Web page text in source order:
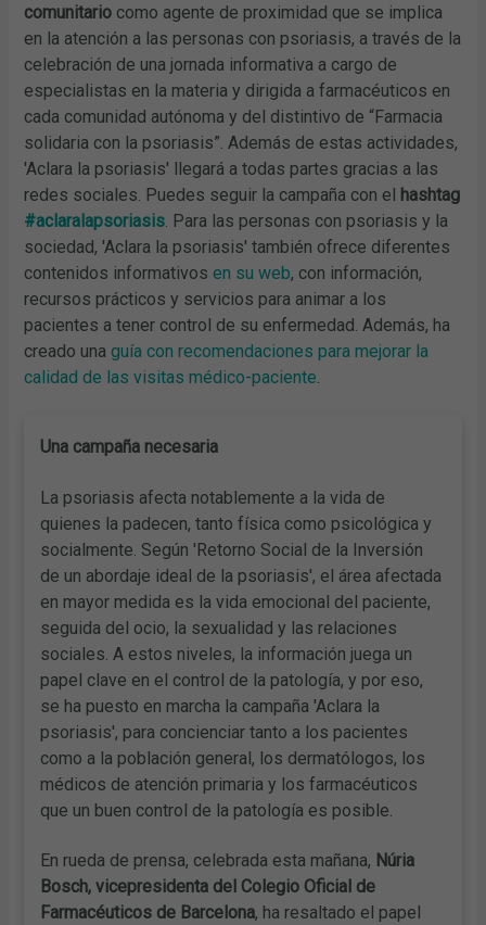
comunitario como agente de proximidad que se implica
en la atención a las personas con psoriasis, a través de la
celebración de una jornada informativa a cargo de
especialistas en la materia y dirigida a farmacéuticos en
cada comunidad autónoma y del distintivo de “Farmacia
solidaria con la psoriasis”. Además de estas actividades,
'Aclara la psoriasis' llegará a todas partes gracias a las
redes sociales. Puedes seguir la campaña con el hashtag
#aclaralapsoriasis . Para las personas con psoriasis y la
sociedad, 'Aclara la psoriasis' también ofrece diferentes
contenidos informativosen su web, con información,
recursos prácticos y servicios para animar a los
pacientes a tener control de su enfermedad. Además, ha
creado unaguía con recomendaciones para mejorar la
calidad de las visitas médico-paciente
Una campaña necesaria
La psoriasis afecta notablemente a la vida de
quienes la padecen, tanto física como psicológica y
socialmente. Según 'Retorno Social de la Inversión
de un abordaje ideal de la psoriasis', el área afectada
en mayor medida es la vida emocional del paciente,
seguida del ocio, la sexualidad y las relaciones
sociales. A estos niveles, la información juega un
papel clave en el control de la patología, y por eso,
se ha puesto en marcha la campaña 'Aclara la
psoriasis', para concienciar tanto a los pacientes
como a la población general, los dermatólogos, los
médicos de atención primaria y los farmacéuticos
que un buen control de la patología es posible.
En rueda de prensa, celebrada esta mañana, Núria
Bosch, vicepresidenta del Colegio Oficial de
Farmacéuticos de Barcelona, ha resaltado el papel